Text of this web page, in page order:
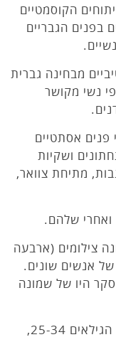
15-20% משוק הניתוחים הקוסמטיים
בפנים הגבריים
מבחינה גברית
נשי מקושר
ניתוחי פנים אסתטיים
ושקיות
מתיחת צוואר,
ואחרי שלהם.
צילומים (ארבעה
של אנשים שונים.
היו של שמונה
מעל ל-150 נשאלים (רובם לבנים, בין הגילאים 25-34,